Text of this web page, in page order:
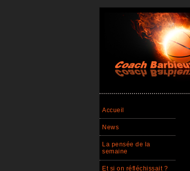
Accueil
News
La pensée de la
semaine
Et si on réfléchissait ?